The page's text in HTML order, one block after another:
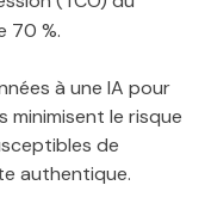
70 %.
à une IA pour
minimisent le risque
de
authentique.